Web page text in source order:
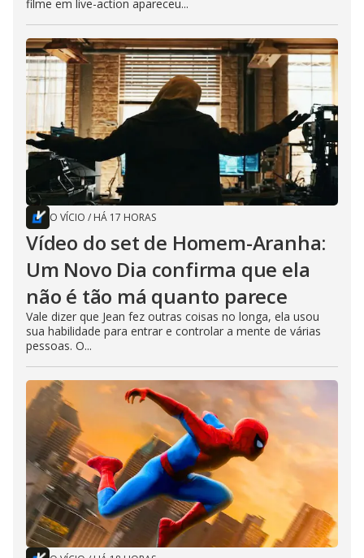
filme em live-action apareceu...
O VÍCIO / HÁ 17 HORAS
Vídeo do set de Homem-Aranha:
Um Novo Dia confirma que ela
não é tão má quanto parece
Vale dizer que Jean fez outras coisas no longa, ela usou
sua habilidade para entrar e controlar a mente de várias
pessoas. O...